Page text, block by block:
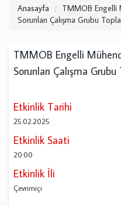
this
site
Anasayfa
TMMOB Engelli
Sorunları Çalışma Grubu
TMMOB Engelli
Sorunları Çalışma Grubu
Etkinlik Tarihi
25.02.2025
Etkinlik Saati
20:00
Etkinlik İli
Çevrimiçi